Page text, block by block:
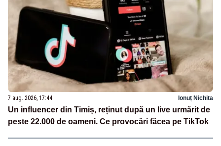
7 aug. 2026, 17:44 Ionuț Nichita
Un influencer din Timiș, reținut după un live urmărit de
peste 22.000 de oameni. Ce provocări făcea pe TikTok